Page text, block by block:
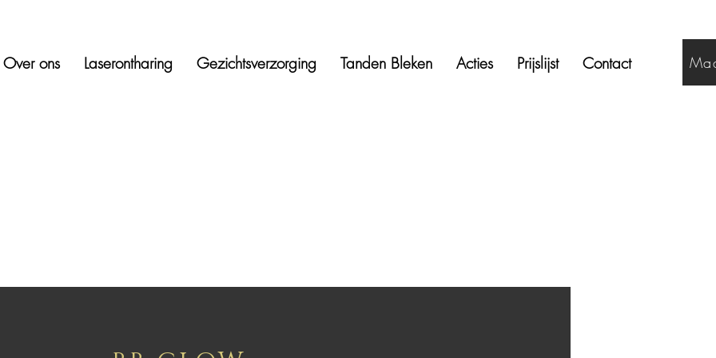
Over ons Laserontharing Gezichtsverzorging Tanden Bleken Acties Prijslijst Contact